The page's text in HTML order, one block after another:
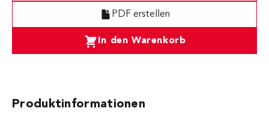
In den Warenkorb
PDF erstellen
Produktinformationen